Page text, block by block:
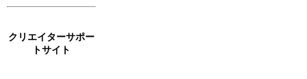
クリエイターサポー
トサイト